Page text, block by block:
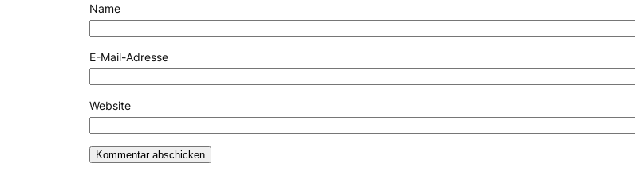
Name
E-Mail-Adresse
Website